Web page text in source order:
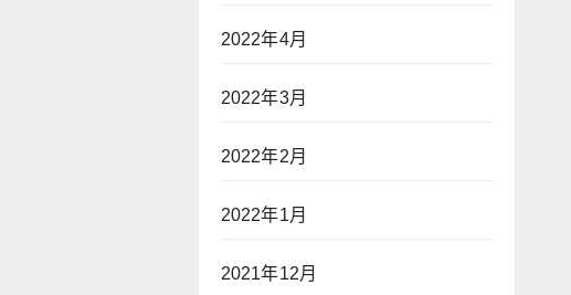
2022年4月
2022年3月
2022年2月
2022年1月
2021年12月